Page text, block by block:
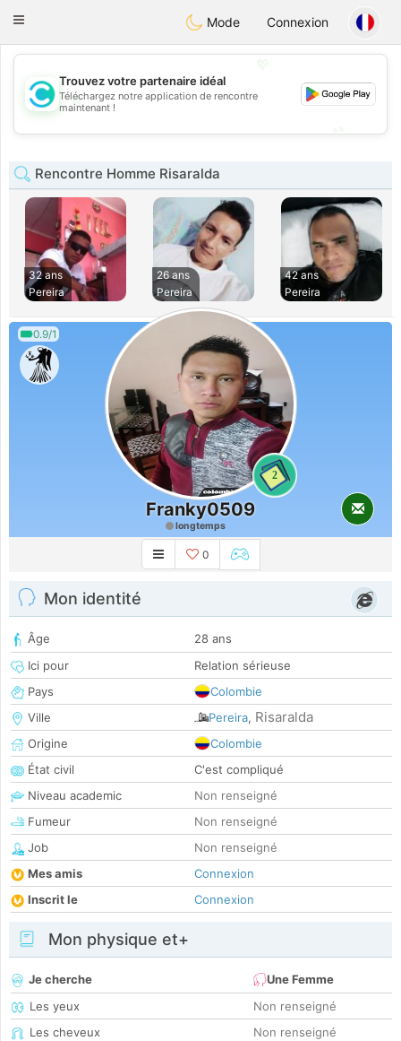
olombiaCitas
Toggle
Mode Connexion
💖
💕
Trouvez votre partenaire idéal
Téléchargez notre application de rencontre
maintenant !
Rencontre Homme Risaralda
32 ans
Pereira
26 ans
Pereira
42 ans
Pereira
0.9/1
2
Franky0509
longtemps
0
Mon identité
Âge
28 ans
Ici pour
Relation sérieuse
Pays
Colombie
Ville
Pereira, Risaralda
Origine
Colombie
État civil
C'est compliqué
Niveau academic
Non renseigné
Fumeur
Non renseigné
Job
Non renseigné
Mes amis
Connexion
Inscrit le
Connexion
Mon physique et+
Je cherche
Une Femme
Les yeux
Non renseigné
Les cheveux
Non renseigné